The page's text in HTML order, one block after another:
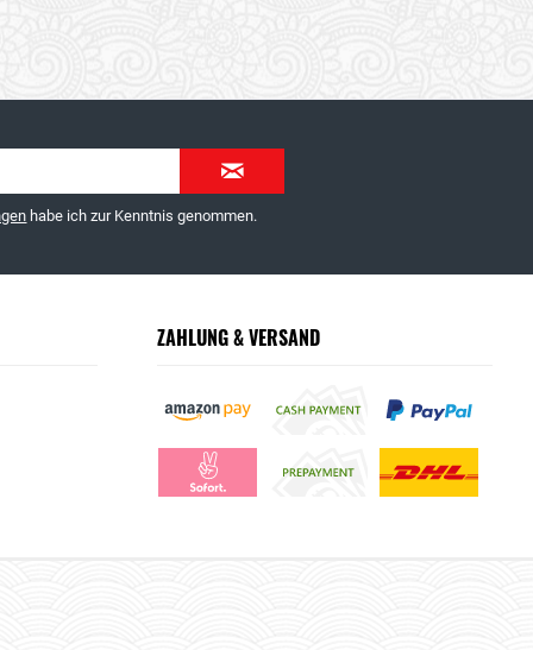
habe ich zur Kenntnis genommen.
ZAHLUNG & VERSAND